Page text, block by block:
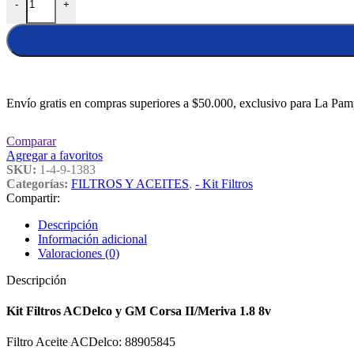
- +
Envío gratis en compras superiores a $50.000, exclusivo para La
Comparar
Agregar a favoritos
SKU: 1-4-9-1383
Categorías: FILTROS Y ACEITES, - Kit Filtros
Compartir:
Descripción
Información adicional
Valoraciones (0)
Descripción
Kit Filtros ACDelco y GM Corsa II/Meriva 1.8 8v
Filtro Aceite ACDelco: 88905845